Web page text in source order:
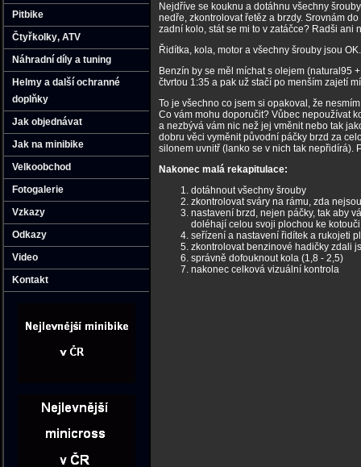
Pitbike
Čtyřkolky‚ ATV
Náhradní díly a tuning
Helmy a další ochranné
doplňky
Jak objednávat
Jak na minibike
Velkoobchod
Fotogalerie
Vzkazy
Odkazy
Video
Kontakt
Nejdříve se kouknu a dotáhnu všechny
nedře, zkontrolovat řetěz a brzdy. Srovnám
zadní kolo, stát se mi to v zatáčce? Radši ani
Řidítka, kola, motor a všechny šrouby jsou
Benzín by se měl míchat s olejem (natural95
čtvrtou 1:35 a pak už stačí po menším zajetí
To je všechno co jsem si opakoval, že
Co vám mohu doporučit? Vůbec nepoužívat
a nezbývá vám nic než jej vměnit nebo tak
dobru věci vyměnit původní páčky brzd za
silonem uvnitř (lanko se v nich tak nepřidírá).
Nakonec malá rekapitulace:
dotáhnout všechny šrouby
zkontrolovat sváry na rámu, zda
nastavení brzd, nejen páčky, tak aby
doléhají celou svoji plochou ke
seřízení a nastavení řidítek a rukojeti
zkontrolovat benzinové hadičky zdali
správně dofouknout kola (1,8 - 2,5)
nakonec celková vizuální kontrola